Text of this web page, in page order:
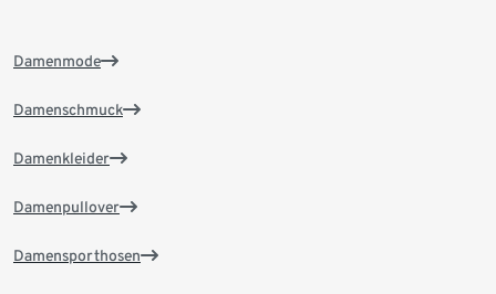
Damenmode
Damenschmuck
Damenkleider
Damenpullover
Damensporthosen